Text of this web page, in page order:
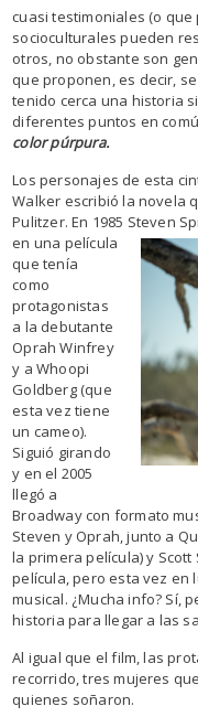
cuasi testimoniales (o
socioculturales pueden
otros, no obstante son
que proponen, es decir,
tenido cerca una historia
diferentes puntos en
color púrpura.
Los personajes de esta
Walker escribió la novela
Pulitzer. En 1985 Steven
en una película
que tenía
como
protagonistas
a la debutante
Oprah Winfrey
y a Whoopi
Goldberg (que
esta vez tiene
un cameo).
Siguió girando
y en el 2005
llegó a
Broadway con formato
Steven y Oprah, junto a
la primera película) y
película, pero esta vez en
musical. ¿Mucha info? Sí,
historia para llegar a las
Al igual que el film, las
recorrido, tres mujeres
quienes soñaron.